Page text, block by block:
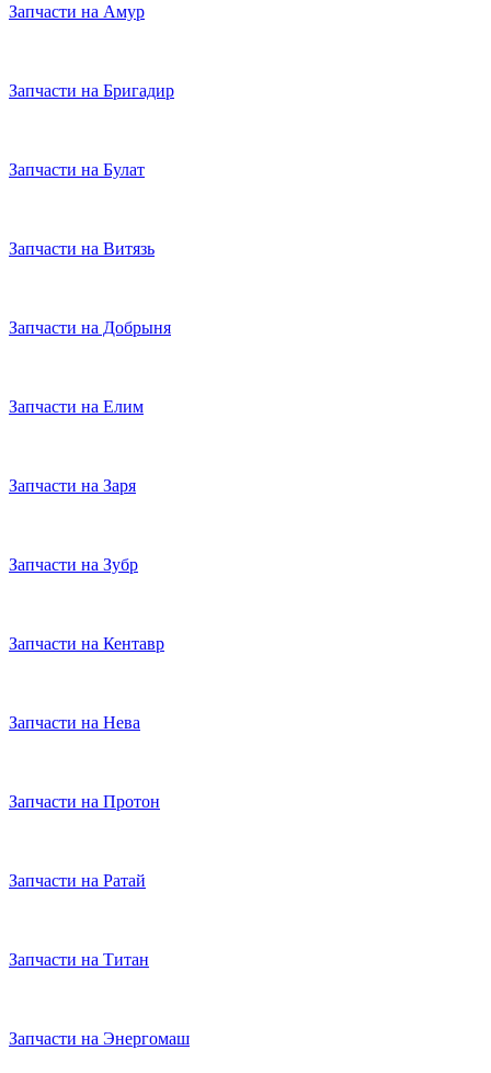
Запчасти на Амур
Запчасти на Бригадир
Запчасти на Булат
Запчасти на Витязь
Запчасти на Добрыня
Запчасти на Елим
Запчасти на Заря
Запчасти на Зубр
Запчасти на Кентавр
Запчасти на Нева
Запчасти на Протон
Запчасти на Ратай
Запчасти на Титан
Запчасти на Энергомаш